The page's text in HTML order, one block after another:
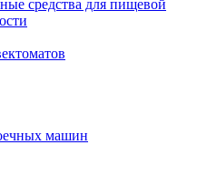
средства для пищевой
машин